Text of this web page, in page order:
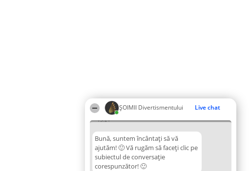
ŞOIMII Divertismentului Live chat
13:21
Bună, suntem încântați să vă
ajutăm! 🙂 Vă rugăm să faceți clic pe
subiectul de conversație
corespunzător! 🙂